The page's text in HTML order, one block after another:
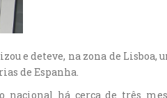
e deteve, na zona de
de Espanha.
há cerca de três